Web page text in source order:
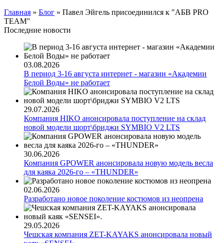
Главная » Блог » Павел Эйгель присоединился к "АБВ PRO
TEAM"
Последние новости
03.08.2026
В период 3-16 августа интернет - магазин «Академии
Белой Воды» не работает
29.07.2026
Компания HIKO анонсировала поступление на склад
новой модели шорт\бриджи SYMBIO V2 LTS
30.06.2026
Компания GPOWER анонсировала новую модель весла
для каяка 2026-го – «THUNDER»
02.06.2026
Разработано новое поколение костюмов из неопрена
29.05.2026
Чешская компания ZET-KAYAKS анонсировала новый